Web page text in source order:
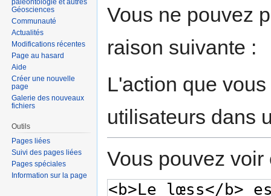
Vous ne pouvez
raison suivante :
L'action que
utilisateurs dans
Vous pouvez
Géosciences
Communauté
Actualités
Modifications récentes
Page au hasard
Aide
Créer une nouvelle
page
Galerie des nouveaux
fichiers
Outils
Pages liées
Suivi des pages liées
Pages spéciales
Information sur la page